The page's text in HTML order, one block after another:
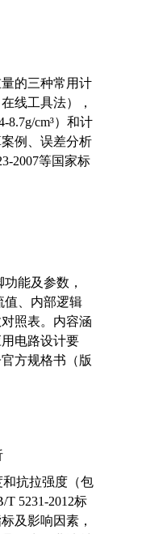
的三种常用计
线工具法），
8.7g/cm³）和计
例、误差分析
2007等国家标
能及参数，
值、内部逻辑
照表。内容涵
电路设计要
方规格书（版
抗拉强度（包
T 5231-2012标
及影响因素，